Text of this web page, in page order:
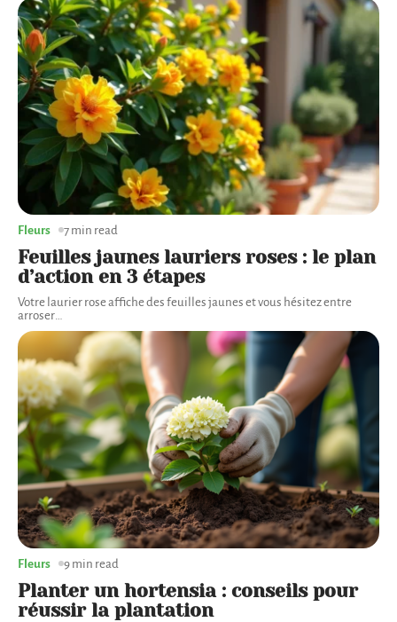
Feuilles jaunes lauriers roses : le plan
d’action en 3 étapes
Votre laurier rose affiche des feuilles jaunes et vous hésitez entre
arroser
Fleurs 7 min read
Planter un hortensia : conseils pour
réussir la plantation
Fleurs 9 min read